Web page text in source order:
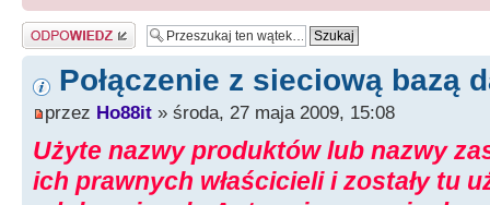
Odpowiedz
Połączenie z sieciową bazą
przez Ho88it » środa, 27 maja 2009, 15:08
Użyte nazwy produktów lub nazwy
ich prawnych właścicieli i zostały tu